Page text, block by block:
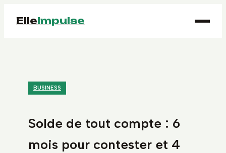
ElleImpulse
BUSINESS
Solde de tout compte : 6
mois pour contester et 4